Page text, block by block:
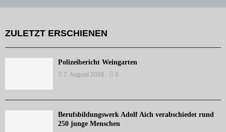
ZULETZT ERSCHIENEN
Polizeibericht Weingarten
7. August 2026 0
Berufsbildungswerk Adolf Aich verabschiedet rund
250 junge Menschen